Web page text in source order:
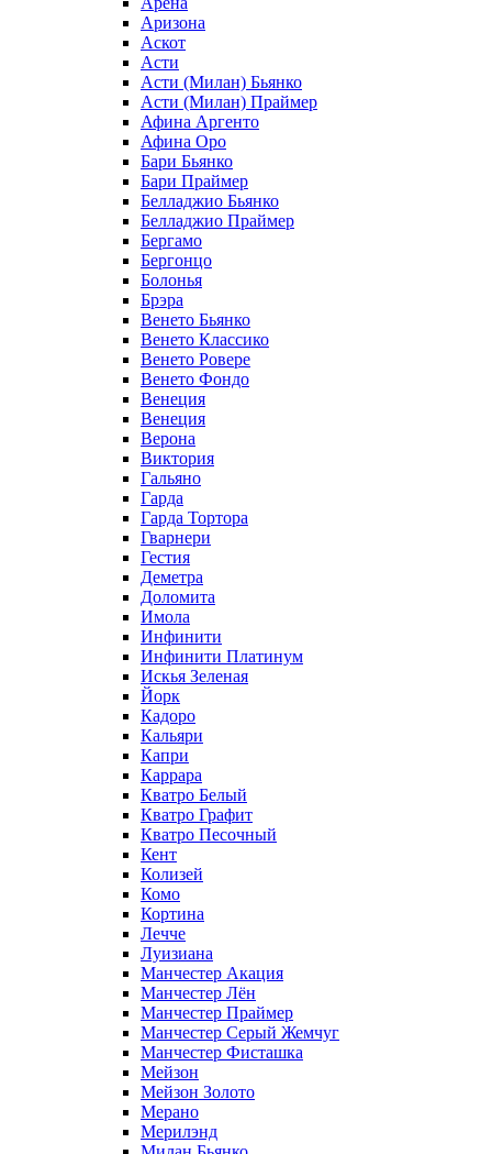
Аризона
Аскот
Асти
Асти (Милан) Бьянко
Асти (Милан) Праймер
Афина Аргенто
Афина Оро
Бари Бьянко
Бари Праймер
Белладжио Бьянко
Белладжио Праймер
Бергамо
Бергонцо
Болонья
Брэра
Венето Бьянко
Венето Классико
Венето Ровере
Венето Фондо
Венеция
Венеция
Верона
Виктория
Гальяно
Гарда
Гарда Тортора
Гварнери
Гестия
Деметра
Доломита
Имола
Инфинити
Инфинити Платинум
Искья Зеленая
Йорк
Кадоро
Кальяри
Капри
Каррара
Кватро Белый
Кватро Графит
Кватро Песочный
Кент
Колизей
Комо
Кортина
Лечче
Луизиана
Манчестер Акация
Манчестер Лён
Манчестер Праймер
Манчестер Серый Жемчуг
Манчестер Фисташка
Мейзон
Мейзон Золото
Мерано
Мерилэнд